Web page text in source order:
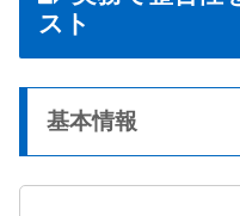
スト
基本情報